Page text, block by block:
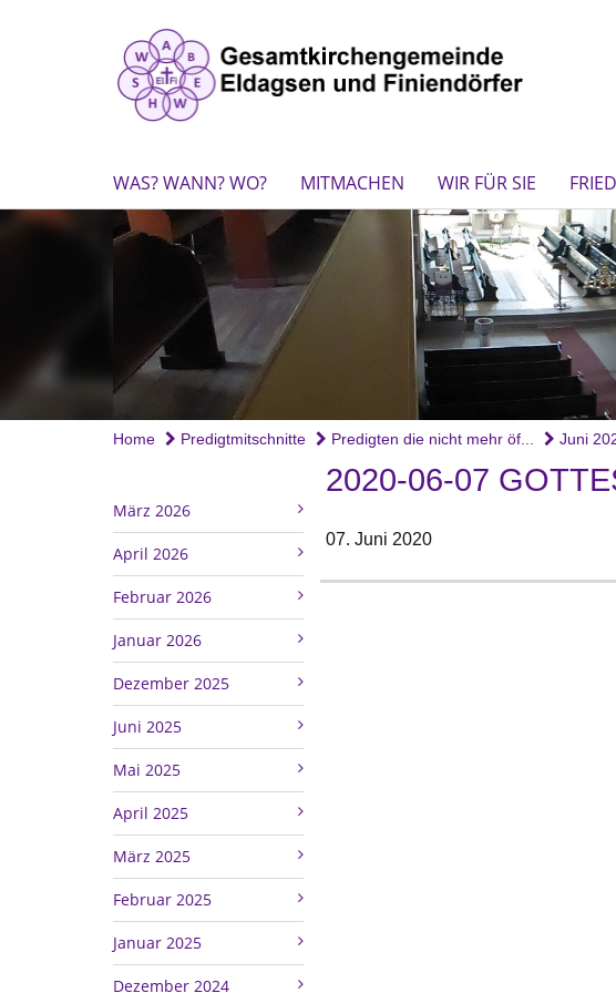
WAS? WANN? WO? MITMACHEN WIR FÜR SIE
Home Predigtmitschnitte Predigten die nicht mehr öf... Juni
März 2026
April 2026
Februar 2026
Januar 2026
Dezember 2025
Juni 2025
Mai 2025
April 2025
März 2025
Februar 2025
Januar 2025
Dezember 2024
2020-06-07
07. Juni 2020